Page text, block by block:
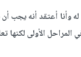
وأنا أعتقد أنه يجب
الأولى لكنها